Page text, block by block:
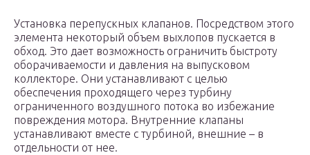
Установка перепускных клапанов. Посредством этого
элемента некоторый объем выхлопов пускается в
обход. Это дает возможность ограничить быстроту
оборачиваемости и давления на выпусковом
коллекторе. Они устанавливают с целью
обеспечения проходящего через турбину
ограниченного воздушного потока во избежание
повреждения мотора. Внутренние клапаны
устанавливают вместе с турбиной, внешние – в
отдельности от нее.